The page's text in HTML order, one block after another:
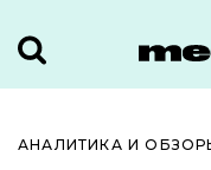
АНАЛИТИКА И